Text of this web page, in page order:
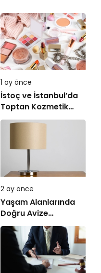
1 ay önce
İstoç ve İstanbul’da
Toptan Kozmetik
Dünyası
2 ay önce
Yaşam Alanlarında
Doğru Avize
Seçiminin Önemi